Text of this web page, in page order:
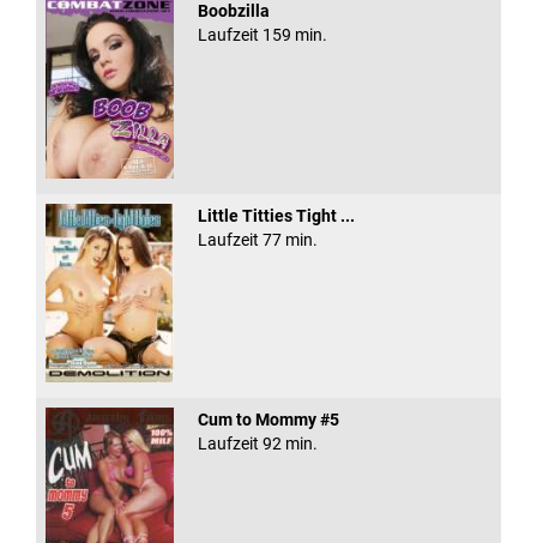
Boobzilla
Laufzeit 159 min.
Little Titties Tight ...
Laufzeit 77 min.
Cum to Mommy #5
Laufzeit 92 min.